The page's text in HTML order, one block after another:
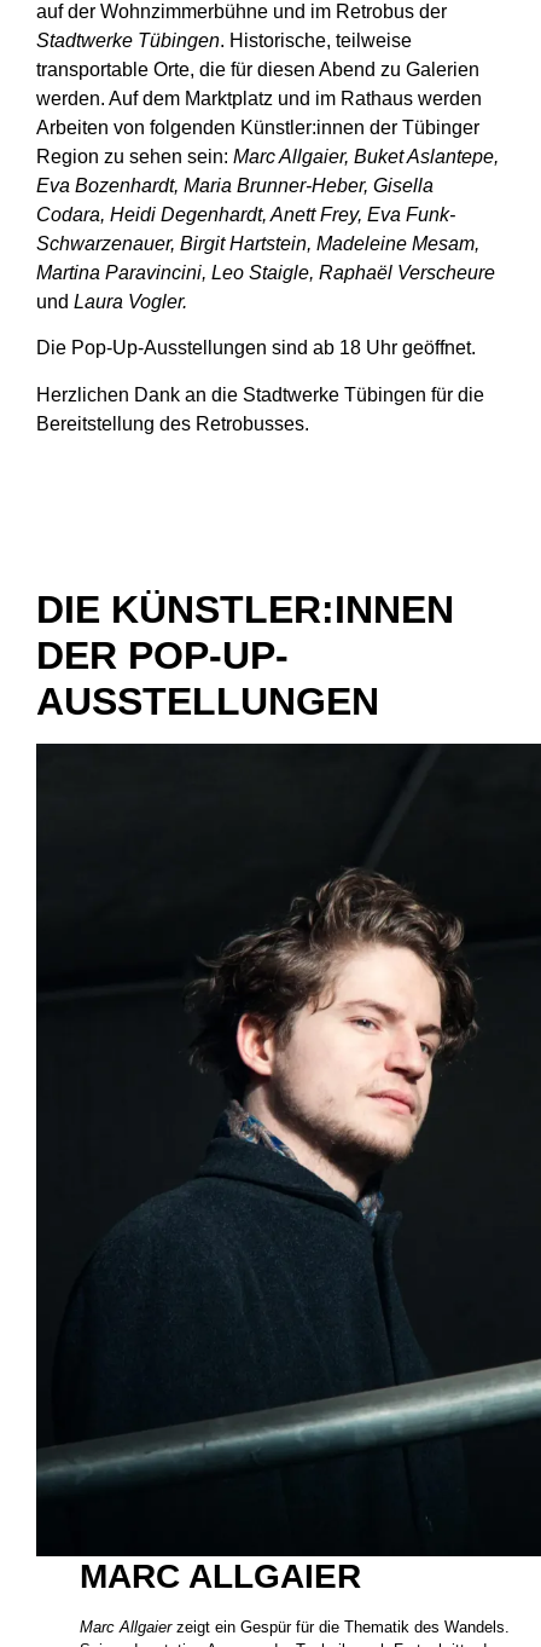
auf der Wohnzimmerbühne und im Retrobus der
Stadtwerke Tübingen. Historische, teilweise
transportable Orte, die für diesen Abend zu Galerien
werden. Auf dem Marktplatz und im Rathaus werden
Arbeiten von folgenden Künstler:innen der Tübinger
Region zu sehen sein: Marc Allgaier, Buket Aslantepe,
Eva Bozenhardt, Maria Brunner-Heber, Gisella
Codara, Heidi Degenhardt, Anett Frey, Eva Funk-
Schwarzenauer, Birgit Hartstein, Madeleine Mesam,
Martina Paravincini, Leo Staigle, Raphaël Verscheure
und Laura Vogler.
Die Pop-Up-Ausstellungen sind ab 18 Uhr geöffnet.
Herzlichen Dank an die Stadtwerke Tübingen für die
Bereitstellung des Retrobusses.
DIE KÜNSTLER:INNEN
DER POP-UP-
AUSSTELLUNGEN
MARC ALLGAIER
Marc Allgaierzeigt ein Gespür für die Thematik des Wandels.